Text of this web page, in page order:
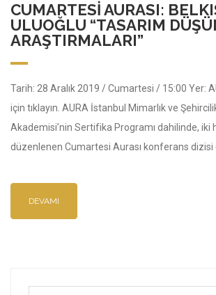
CUMARTESI AURASI:
ULUOĞLU “TASARIM
ARAŞTIRMALARI”
Tarih: 28 Aralık 2019 / Cumartesi / 15:00 Yer:
için tıklayın. AURA İstanbul Mimarlık ve
Akademisi’nin Sertifika Programı dahilinde, iki
düzenlenen Cumartesi Aurası konferans dizisi
DEVAMI